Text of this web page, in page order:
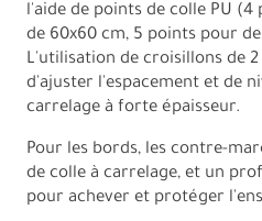
l'aide de points de colle PU
de 60x60 cm, 5 points pour
L'utilisation de croisillons de
d'ajuster l'espacement et de
carrelage à forte épaisseur.
Pour les bords, les contre-
de colle à carrelage, et un
pour achever et protéger